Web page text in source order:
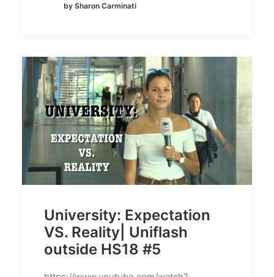
by Sharon Carminati
University: Expectation
VS. Reality| Uniflash
outside HS18 #5